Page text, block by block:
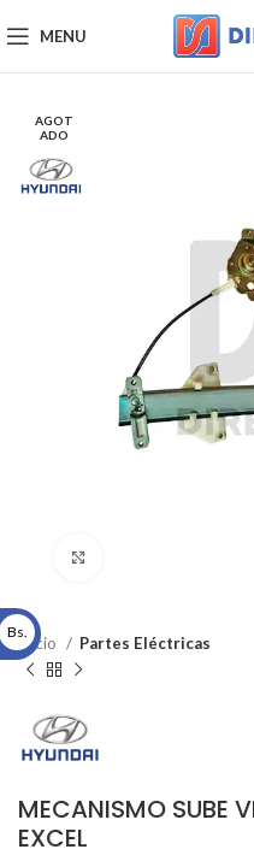
MENU
AGOT
ADO
Inicio Partes Eléctricas
MECANISMO SUBE
EXCEL
Bs.